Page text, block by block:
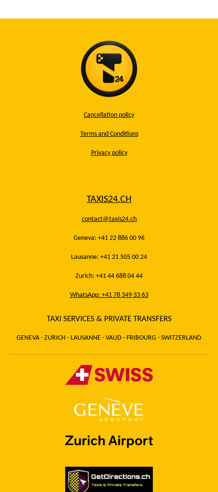
Cancellation policy
Terms and Conditions
Privacy policy
TAXIS24.CH
contact@taxis24.ch
Geneva: +41 22 886 00 96
Lausanne: +41 21 505 00 24
Zurich: +41 44 688 04 44
WhatsApp: +41 78 349 33 63
TAXI SERVICES & PRIVATE TRANSFERS
GENEVA - ZURICH - LAUSANNE - VAUD - FRIBOURG - SWITZERLAND